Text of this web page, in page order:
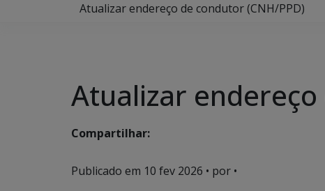
Atualizar endereço de condutor (CNH/PPD)
Atualizar
Compartilhar:
Publicado em 10 fev 2026 • por •